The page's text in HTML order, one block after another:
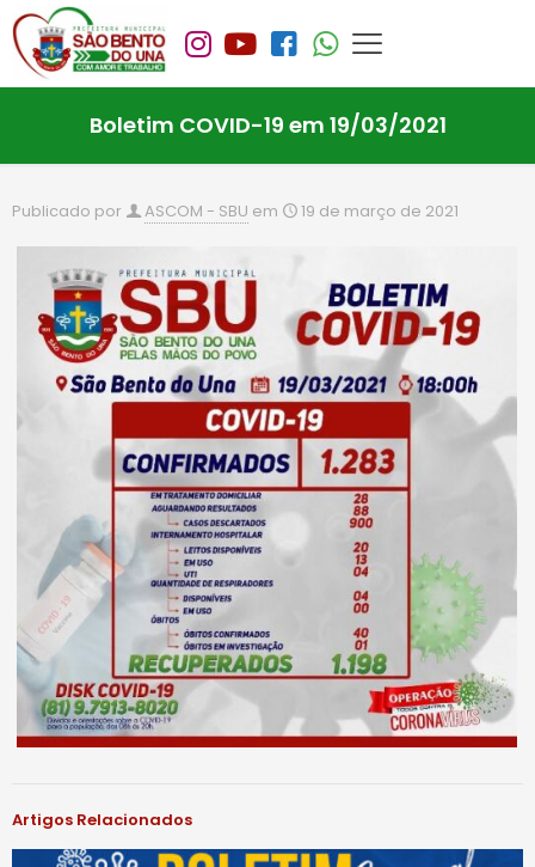
Boletim COVID-19 em 19/03/2021
Publicado por ASCOM - SBU em 19 de março de 2021
Artigos Relacionados